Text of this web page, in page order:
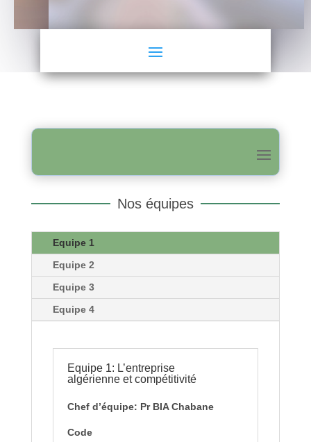
Nos équipes
Equipe 1
Equipe 2
Equipe 3
Equipe 4
Equipe 1: L’entreprise
algérienne et compétitivité
Chef d’équipe: Pr BIA Chabane
Code